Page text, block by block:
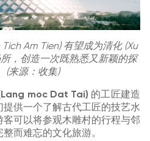
Am Tien) 有望成为清化 (Xu
，创造一次既熟悉又新颖的探
(来源：收集)
moc Dat Tai) 的工匠建造
供一个了解古代工匠的技艺水
可以将参观木雕村的行程与邻
而难忘的文化旅游。